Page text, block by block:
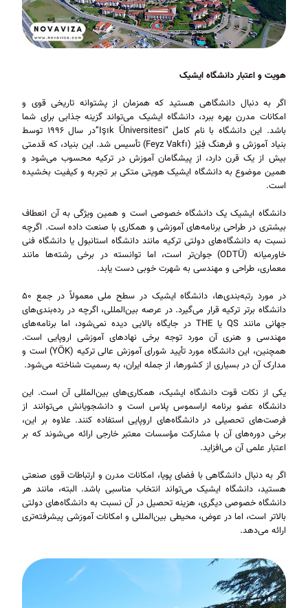
هویت و اعتبار دانشگاه ایشیک
اگر به دنبال دانشگاهی هستید که همزمان از پشتوانه تاریخی قوی و
امکانات مدرن بهره ببرد، دانشگاه ایشیک می‌تواند گزینه جذابی برای شما
باشد. این دانشگاه با نام کامل “Işık Üniversitesi”در سال ۱۹۹۶ توسط
بنیاد آموزش و فرهنگ فِیْز (Feyz Vakfı) تأسیس شد. این بنیاد، که قدمتی
بیش از یک قرن دارد، از پیشگامان آموزش در ترکیه محسوب می‌شود و
همین موضوع به دانشگاه ایشیک هویتی متکی بر تجربه و کیفیت بخشیده
است.
دانشگاه ایشیک یک دانشگاه خصوصی است و همین ویژگی به آن انعطاف
بیشتری در طراحی برنامه‌های آموزشی و همکاری با صنعت داده است. اگرچه
نسبت به دانشگاه‌های دولتی ترکیه مانند دانشگاه استانبول یا دانشگاه فنی
خاورمیانه (ODTÜ) جوان‌تر است، اما توانسته در برخی رشته‌ها مانند
معماری، طراحی و مهندسی به شهرت خوبی دست یابد.
در مورد رتبه‌بندی‌ها، دانشگاه ایشیک در سطح ملی معمولاً در جمع ۵۰
دانشگاه برتر ترکیه قرار می‌گیرد. در عرصه بین‌المللی، اگرچه در رده‌بندی‌های
جهانی مانند QS یا THE در جایگاه بالایی دیده نمی‌شود، اما برنامه‌های
مهندسی و هنری آن مورد توجه برخی نهادهای آموزشی اروپایی است.
همچنین، این دانشگاه مورد تأیید شورای آموزش عالی ترکیه (YÖK) است و
مدارک آن در بسیاری از کشورها، از جمله ایران، به رسمیت شناخته می‌شود.
یکی از نکات قوت دانشگاه ایشیک، همکاری‌های بین‌المللی آن است. این
دانشگاه عضو برنامه اراسموس پلاس است و دانشجویانش می‌توانند از
فرصت‌های تحصیلی در دانشگاه‌های اروپایی استفاده کنند. علاوه بر این،
برخی دوره‌های آن با مشارکت مؤسسات معتبر خارجی ارائه می‌شوند که بر
اعتبار علمی آن می‌افزاید.
اگر به دنبال دانشگاهی با فضای پویا، امکانات مدرن و ارتباطات قوی صنعتی
هستید، دانشگاه ایشیک می‌تواند انتخاب مناسبی باشد. البته، مانند هر
دانشگاه خصوصی دیگری، هزینه تحصیل در آن نسبت به دانشگاه‌های دولتی
بالاتر است، اما در عوض، محیطی بین‌المللی و امکانات آموزشی پیشرفته‌تری
ارائه می‌دهد.